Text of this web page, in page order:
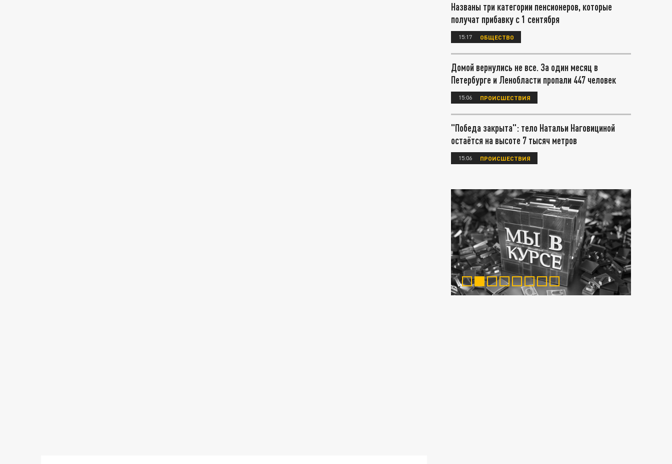
Названы три категории пенсионеров, которые
получат прибавку с 1 сентября
15:17 ОБЩЕСТВО
Домой вернулись не все. За один месяц в
Петербурге и Ленобласти пропали 447 человек
15:06 ПРОИСШЕСТВИЯ
"Победа закрыта": тело Натальи Наговициной
остаётся на высоте 7 тысяч метров
15:06 ПРОИСШЕСТВИЯ